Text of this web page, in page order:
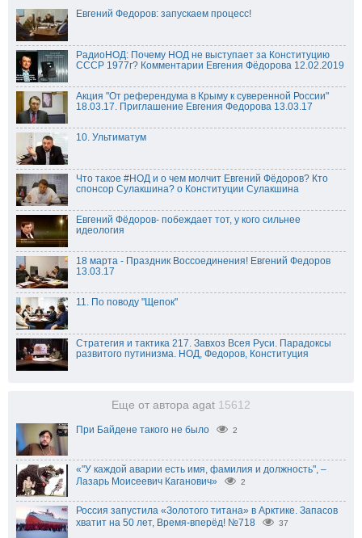
Евгений Федоров: запускаем процесс!
РадиоНОД: Почему НОД не выступает за Конституцию
СССР 1977г? Комментарии Евгения Фёдорова 12.02.2019
Акция "От референдума в Крыму к суверенной России"
18.03.17. Приглашение Евгения Федорова 13.03.17
10. Ультиматум
Что такое #НОД и о чем молчит Евгений Фёдоров? Кто
спонсор Сулакшина? о Конституции Сулакшина
Евгений Фёдоров- побеждает тот, у кого сильнее
идеология
18 марта - Праздник Воссоединения! Евгений Федоров
13.03.17
11. По поводу "Щепок"
Стратегия и тактика 217. Завхоз Всея Руси. Парадоксы
развитого путинизма. НОД, Федоров, Конституция
Еще от автора agat 15612
При Байдене такого не было 2
«"У каждой аварии есть имя, фамилия и должность", –
Лазарь Моисеевич Каганович»
2
Россия запустила «Золотого титана» в Арктике. Запасов
хватит на 50 лет, Время-вперёд! №718
37